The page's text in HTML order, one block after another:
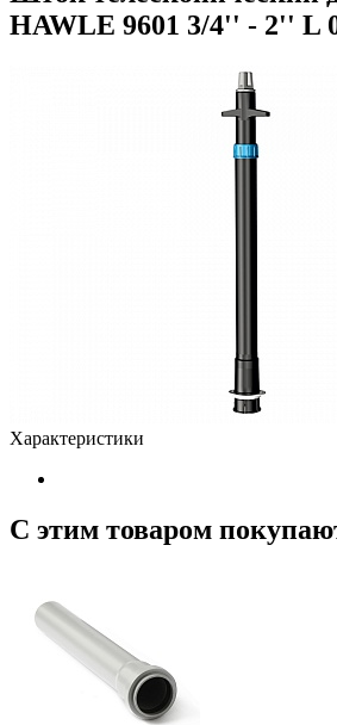
HAWLE 9601 3/4'' - 2'' L
Характеристики
С этим товаром